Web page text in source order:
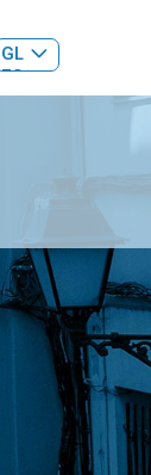
GL
ES|